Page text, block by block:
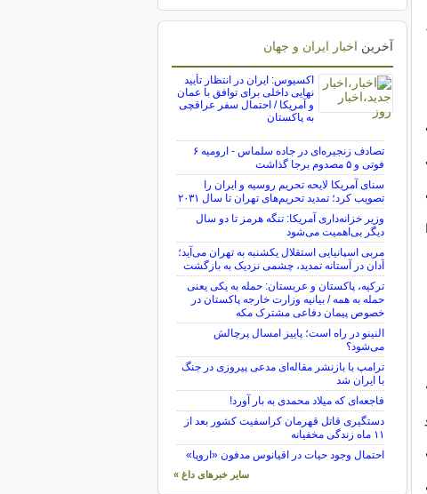
آخرین اخبار ایران و جهان
اکسیوس: ایران در انتظار تأیید
نهایی داخلی برای توافق با عمان
و آمریکا / احتمال سفر عراقچی
به پاکستان
تصادف زنجیره‌ای در جاده سلماس - ارومیه ۶
فوتی و ۵ مصدوم برجا گذاشت
سنای آمریکا لایحه تحریم روسیه و ایران را
تصویب کرد؛ تمدید تحریم‌های تهران تا سال ۲۰۳۱
وزیر خزانه‌داری آمریکا: تنگه هرمز تا دو سال
دیگر بی‌اهمیت می‌شود
مربی اسپانیایی استقلال یکشنبه به تهران می‌آید؛
آدان در آستانه تمدید، چشمی نزدیک به بازگشت
ترکیه، پاکستان و عربستان: حمله به یکی یعنی
حمله به همه / بیانیه وزارت خارجه پاکستان در
خصوص پیمان دفاعی مشترک مکه
النینو در راه است؛ پاییز امسال پرچالش
می‌شود؟
ترامپ با بازنشر مقاله‌ای مدعی پیروزی در جنگ
با ایران شد
فاجعه‌ای که میلاد محمدی به بار آورد!
دستگیری قاتل قهرمان کراسفیت کشور بعد از
۱۱ ماه زندگی مخفیانه
احتمال وجود حیات در اقیانوس مدفون «اروپا»
سایر خبرهای داغ »